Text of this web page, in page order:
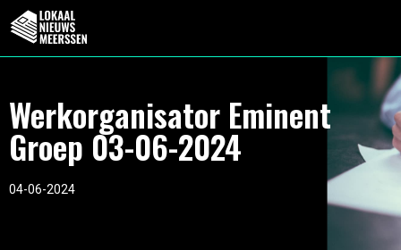
Werkorganisator Eminent
Groep 03-06-2024
04-06-2024